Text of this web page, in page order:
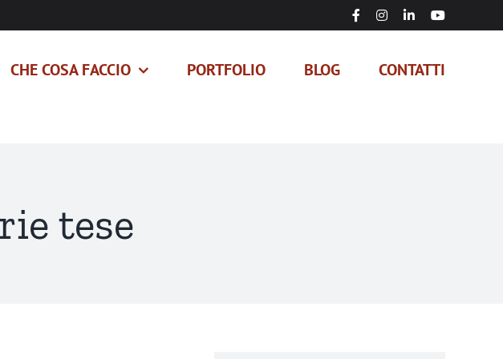
FacebookInstagram
LinkedInYouTube
CHE COSA FACCIO PORTFOLIO BLOG CONTATTI
tese